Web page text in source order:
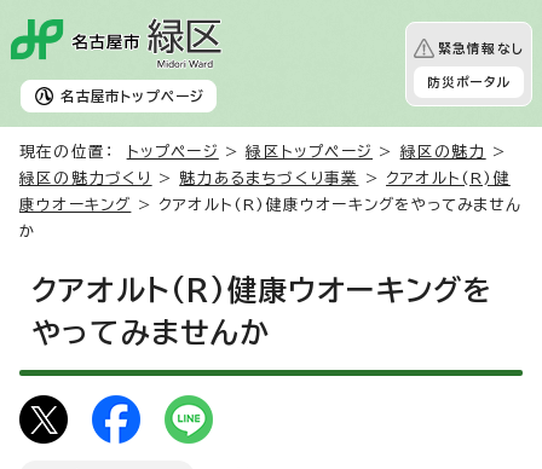
名古屋市 トップページ
緊急情報なし
防災ポータル
現在の位置： トップページ >緑区トップページ > 緑区の魅力
>
緑区の魅力づくり
> 魅力あるまちづくり事業 > クアオルト(R)健
康ウオーキング
> クアオルト(R)健康ウオーキングをやってみません
か
クアオルト(R)健康ウオーキングを
やってみませんか